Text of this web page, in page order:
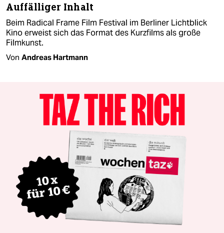
Auffälliger Inhalt
Beim Radical Frame Film Festival im Berliner Lichtblick
Kino erweist sich das Format des Kurzfilms als große
Filmkunst.
Von Andreas Hartmann